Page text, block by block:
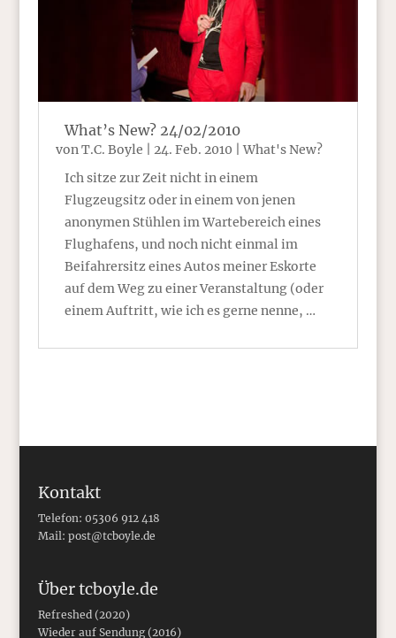
What’s New? 24/02/2010
vonT.C. Boyle 24. Feb. 2010 |What's New?
Ich sitze zur Zeit nicht in einem
Flugzeugsitz oder in einem von jenen
anonymen Stühlen im Wartebereich eines
Flughafens, und noch nicht einmal im
Beifahrersitz eines Autos meiner Eskorte
auf dem Weg zu einer Veranstaltung (oder
einem Auftritt, wie ich es gerne nenne, …
Kontakt
Telefon: 05306 912 418
Mail: post@tcboyle.de
Über tcboyle.de
Refreshed (2020)
Wieder auf Sendung (2016)